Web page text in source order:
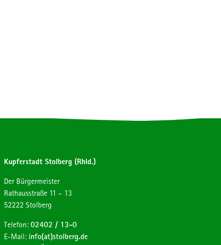
Kupferstadt Stolberg (Rhld.)
Der Bürgermeister
Strasse:
Rathausstraße Hausnummer:
11 – 13
Postleitzahl:
52222 Ort:
Stolberg
Telefon: 02402 / 13-0
E-Mail: info(at)stolberg.de